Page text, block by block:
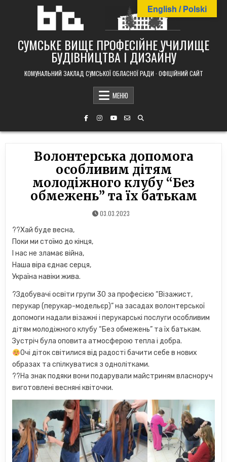
СУМСЬКЕ ВИЩЕ ПРОФЕСІЙНЕ УЧИЛИЩЕ
БУДІВНИЦТВА І ДИЗАЙНУ
КОМУНАЛЬНИЙ ЗАКЛАД СУМСЬКОЇ ОБЛАСНОЇ РАДИ · ОФІЦІЙНИЙ САЙТ
МЕНЮ
Волонтерська допомога
особливим дітям
молодіжного клубу “Без
обмежень” та їх батькам
03.03.2023
??Хай буде весна,
Поки ми стоїмо до кінця,
І нас не зламає війна,
Наша віра єднає серця,
Україна навіки жива.
?Здобувачі освіти групи 30 за професією “Візажист,
перукар (перукар-модельєр)” на засадах волонтерської
допомоги надали візажні і перукарські послуги особливим
дітям молодіжного клубу “Без обмежень” та їх батькам.
Зустріч була оповита атмосферою тепла і добра.
Очі діток світилися від радості бачити себе в нових
образах та спілкуватися з однолітками.
??На знак подяки вони подарували майстриням власноруч
виготовлені весняні квіточки.
English / Polski